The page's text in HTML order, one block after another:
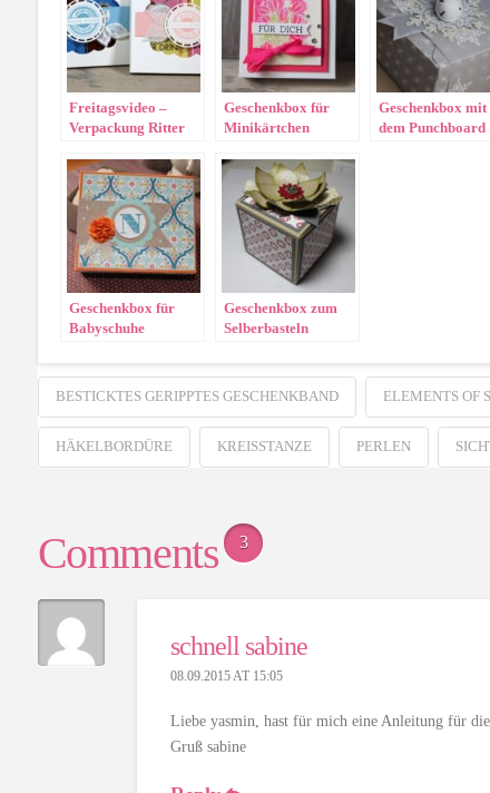
Freitagsvideo –
Verpackung Ritter
Geschenkbox für
Minikärtchen
Geschenkbox mit
dem Punchboard
Geschenkbox für
Babyschuhe
Geschenkbox zum
Selberbasteln
BESTICKTES GERIPPTES GESCHENKBAND ELEMENTS OF
HÄKELBORDÜRE KREISSTANZE PERLEN
Comments 3
schnell sabine
08.09.2015 AT 15:05
Liebe yasmin, hast für mich eine Anleitung für
Gruß sabine